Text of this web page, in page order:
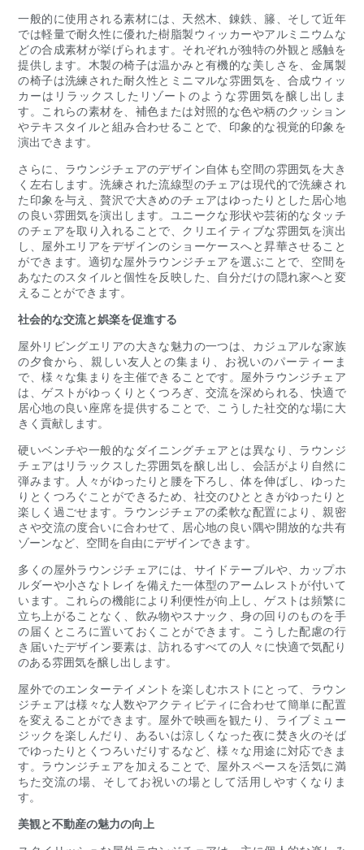
一般的に使用される素材には、天然木、錬鉄、籐、そして近年
では軽量で耐久性に優れた樹脂製ウィッカーやアルミニウムな
どの合成素材が挙げられます。それぞれが独特の外観と感触を
提供します。木製の椅子は温かみと有機的な美しさを、金属製
の椅子は洗練された耐久性とミニマルな雰囲気を、合成ウィッ
カーはリラックスしたリゾートのような雰囲気を醸し出しま
す。これらの素材を、補色または対照的な色や柄のクッション
やテキスタイルと組み合わせることで、印象的な視覚的印象を
演出できます。
さらに、ラウンジチェアのデザイン自体も空間の雰囲気を大き
く左右します。洗練された流線型のチェアは現代的で洗練され
た印象を与え、贅沢で大きめのチェアはゆったりとした居心地
の良い雰囲気を演出します。ユニークな形状や芸術的なタッチ
のチェアを取り入れることで、クリエイティブな雰囲気を演出
し、屋外エリアをデザインのショーケースへと昇華させること
ができます。適切な屋外ラウンジチェアを選ぶことで、空間を
あなたのスタイルと個性を反映した、自分だけの隠れ家へと変
えることができます。
社会的な交流と娯楽を促進する
屋外リビングエリアの大きな魅力の一つは、カジュアルな家族
の夕食から、親しい友人との集まり、お祝いのパーティーま
で、様々な集まりを主催できることです。屋外ラウンジチェア
は、ゲストがゆっくりとくつろぎ、交流を深められる、快適で
居心地の良い座席を提供することで、こうした社交的な場に大
きく貢献します。
硬いベンチや一般的なダイニングチェアとは異なり、ラウンジ
チェアはリラックスした雰囲気を醸し出し、会話がより自然に
弾みます。人々がゆったりと腰を下ろし、体を伸ばし、ゆった
りとくつろぐことができるため、社交のひとときがゆったりと
楽しく過ごせます。ラウンジチェアの柔軟な配置により、親密
さや交流の度合いに合わせて、居心地の良い隅や開放的な共有
ゾーンなど、空間を自由にデザインできます。
多くの屋外ラウンジチェアには、サイドテーブルや、カップホ
ルダーや小さなトレイを備えた一体型のアームレストが付いて
います。これらの機能により利便性が向上し、ゲストは頻繁に
立ち上がることなく、飲み物やスナック、身の回りのものを手
の届くところに置いておくことができます。こうした配慮の行
き届いたデザイン要素は、訪れるすべての人々に快適で気配り
のある雰囲気を醸し出します。
屋外でのエンターテイメントを楽しむホストにとって、ラウン
ジチェアは様々な人数やアクティビティに合わせて簡単に配置
を変えることができます。屋外で映画を観たり、ライブミュー
ジックを楽しんだり、あるいは涼しくなった夜に焚き火のそば
でゆったりとくつろいだりするなど、様々な用途に対応できま
す。ラウンジチェアを加えることで、屋外スペースを活気に満
ちた交流の場、そしてお祝いの場として活用しやすくなりま
す。
美観と不動産の魅力の向上